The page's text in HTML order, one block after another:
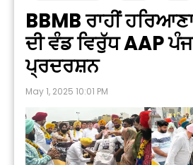
BBMB ਰਾਹੀਂ
ਦੀ ਵੰਡ ਵਿਰੁੱਧ AAP
ਪ੍ਰਦਰਸ਼ਨ
May 1, 2025 10:01 PM